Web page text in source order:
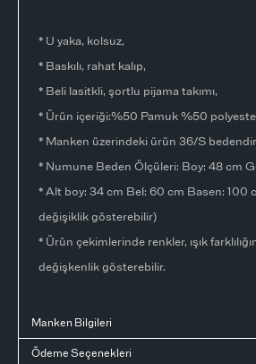
* U yaka, kolsuz,
* Baskılı, rahat kalıp,
* Beli lasitkli, şortlu pijama takımı,
* Ürün içeriği:%50 Pamuk %50
* Manken üzerindeki ürün 36/S
* Numune Beden Ölçüleri: Boy: 48 cm
* Alt boy: 34 cm Bel: 60 cm Basen: 100
değişiklik gösterebilir)
* Ürün çekimlerinde renkler, ışık
değişkenlik gösterebilir.
Manken Bilgileri
Ödeme Seçenekleri